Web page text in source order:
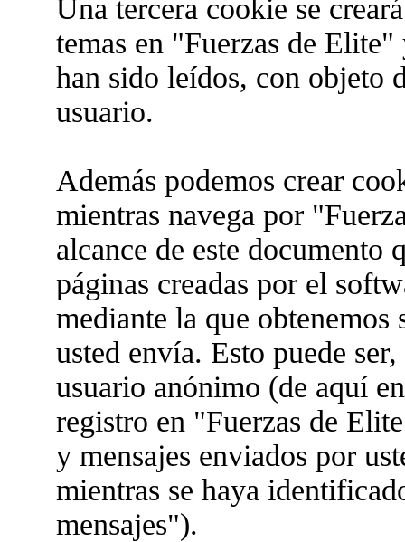
Una tercera cookie se
temas en "Fuerzas de
han sido leídos, con objeto
usuario.
Además podemos crear
mientras navega por
alcance de este documento
páginas creadas por el
mediante la que
usted envía. Esto puede
usuario anónimo (de aquí
registro en "Fuerzas de
y mensajes enviados por
mientras se haya
mensajes").